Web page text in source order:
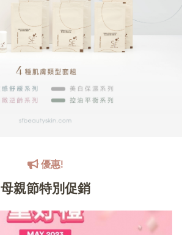
優惠!
母親節特別促銷